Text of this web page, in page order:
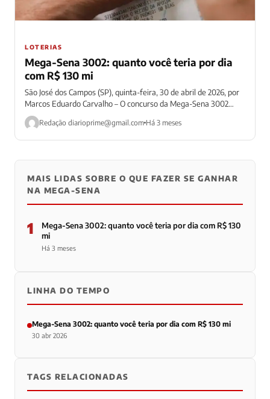
LOTERIAS
Mega-Sena 3002: quanto você teria por dia
com R$ 130 mi
São José dos Campos (SP), quinta-feira, 30 de abril de 2026, por
Marcos Eduardo Carvalho – O concurso da Mega-Sena 3002
tem...
Redação diarioprime@gmail.com Há 3 meses
MAIS LIDAS SOBRE O QUE FAZER SE GANHAR
NA MEGA-SENA
1
Mega-Sena 3002: quanto você teria por dia com R$ 130
mi
Há 3 meses
LINHA DO TEMPO
Mega-Sena 3002: quanto você teria por dia com R$ 130 mi
30 abr 2026
TAGS RELACIONADAS